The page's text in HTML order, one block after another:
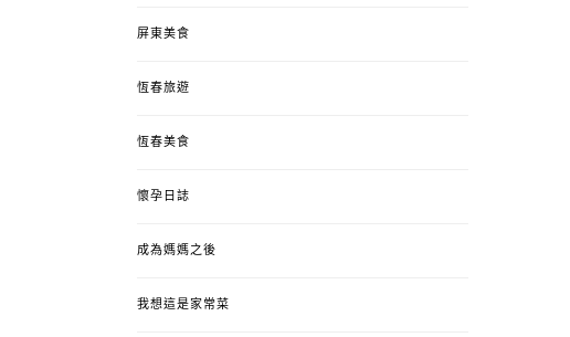
屏東美食
恆春旅遊
恆春美食
懷孕日誌
成為媽媽之後
我想這是家常菜